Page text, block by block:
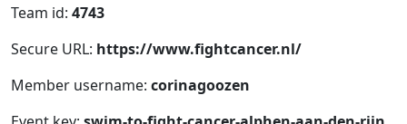
Team id: 4743
Secure URL: https://www.fightcancer.nl/
Member username: corinagoozen